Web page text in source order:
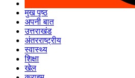
मुख पृष्ठ
अपनी बात
उत्तराखंड
अंतरराष्ट्रीय
स्वास्थ्य
शिक्षा
खेल